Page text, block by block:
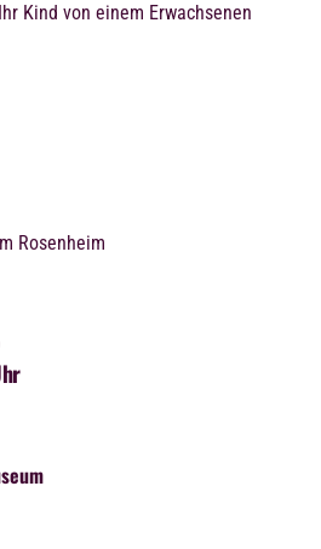
Kind von einem Erwachsenen
Rosenheim